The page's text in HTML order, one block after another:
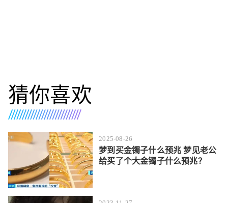
猜你喜欢
2025-08-26
梦到买金镯子什么预兆 梦见老公
给买了个大金镯子什么预兆？